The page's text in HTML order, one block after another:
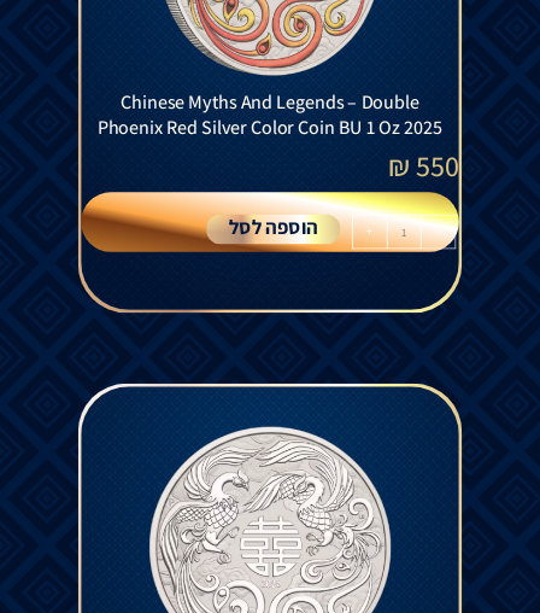
Chinese Myths And Legends – Double
Phoenix Red Silver Color Coin BU 1 Oz 2025
550
₪
-
+ הוספה לסל